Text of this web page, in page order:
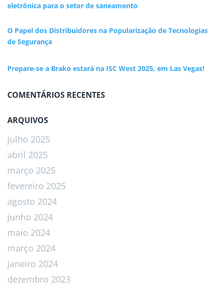
eletrônica para o setor de saneamento
O Papel dos Distribuidores na Popularização de Tecnologias
de Segurança
Prepare-se a Brako estará na ISC West 2025, em Las Vegas!
COMENTÁRIOS RECENTES
ARQUIVOS
julho 2025
abril 2025
março 2025
fevereiro 2025
agosto 2024
junho 2024
maio 2024
março 2024
janeiro 2024
dezembro 2023